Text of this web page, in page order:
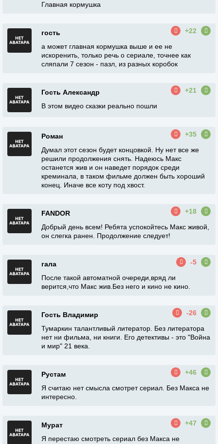
Главная кормушка
гость
+22
а может главная кормушка выше и ее не
искоренить, только речь о сериале, точнее как
сляпали 7 сезон - пазл, из разных коробок
Гость Александр
+21
В этом видео сказки реально пошли
Роман
+35
Думал этот сезон будет концовкой. Ну нет все же
решили продолжения снять. Надеюсь Макс
останется жив и он наведет порядок среди
креминала, в таком фильме должен быть хороший
конец. Иначе все коту под хвост.
FANDOR
+18
Добрый день всем! Ребята успокойтесь Макс живой,
он слегка ранен. Продолжение следует!
гала
-5
После такой автоматной очереди,вряд ли
верится,что Макс жив.Без него и кино не кино.
Гость Владимир
-26
Тумаркин талантливый литератор. Без литератора
нет ни фильма, ни книги. Его детективы - это "Война
и мир" 21 века.
Рустам
+46
Я считаю нет смысла смотрет сериал. Без Макса не
интересно.
Мурат
+47
Я перестаю смотреть сериал без Макса не